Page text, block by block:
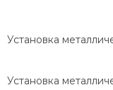
Установка
Установка